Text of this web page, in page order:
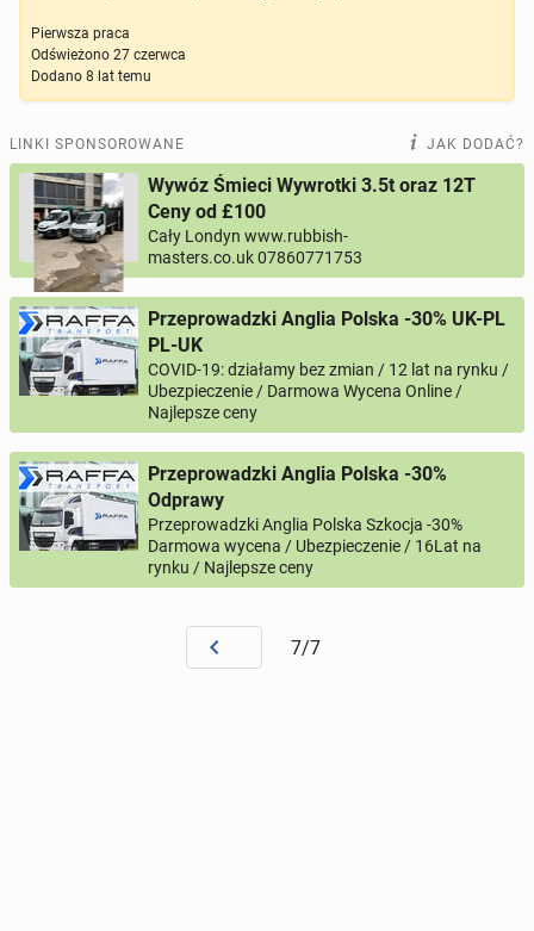
Pierwsza praca
Odświeżono 27 czerwca
Dodano 8 lat temu
LINKI SPONSOROWANE JAK DODAĆ?
Wywóz Śmieci Wywrotki 3.5t oraz 12T
Ceny od £100
Cały Londyn www.rubbish-
masters.co.uk 07860771753
Przeprowadzki Anglia Polska -30% UK-PL
PL-UK
COVID-19: działamy bez zmian / 12 lat na rynku /
Ubezpieczenie / Darmowa Wycena Online /
Najlepsze ceny
Przeprowadzki Anglia Polska -30%
Odprawy
Przeprowadzki Anglia Polska Szkocja -30%
Darmowa wycena / Ubezpieczenie / 16Lat na
rynku / Najlepsze ceny
7/7